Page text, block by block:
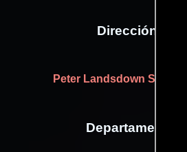
Dirección
Peter Landsdown Smith
Departamento